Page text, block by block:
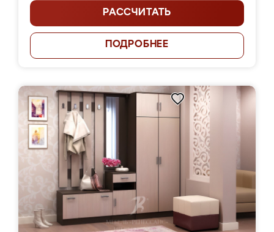
РАССЧИТАТЬ
ПОДРОБНЕЕ